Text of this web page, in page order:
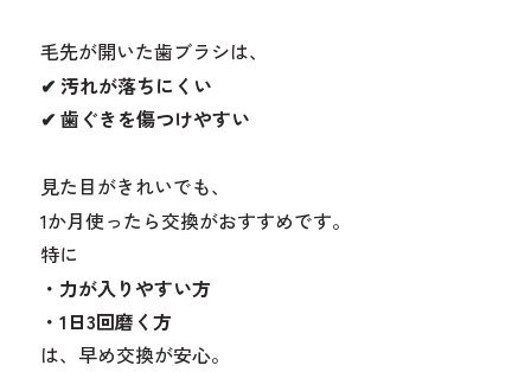
毛先が開いた歯ブラシは、
✔ 汚れが落ちにくい
✔ 歯ぐきを傷つけやすい
見た目がきれいでも、
1か月使ったら交換がおすすめです。
特に
・力が入りやすい方
・1日3回磨く方
は、早め交換が安心。